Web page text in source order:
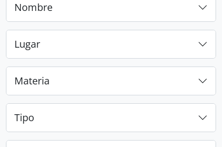
Nombre
Lugar
Materia
Tipo